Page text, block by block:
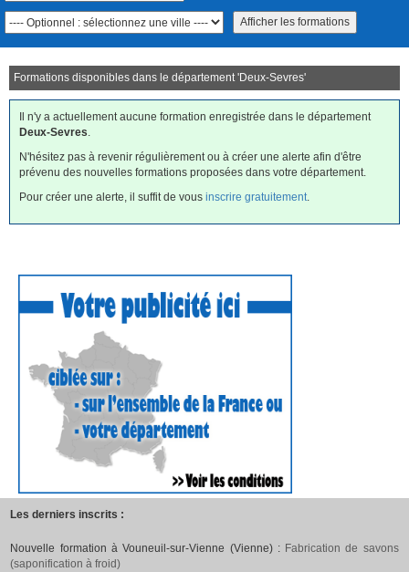
Formations disponibles dans le département 'Deux-Sevres'
Il n'y a actuellement aucune formation enregistrée dans le département
Deux-Sevres.
N'hésitez pas à revenir régulièrement ou à créer une alerte afin d'être
prévenu des nouvelles formations proposées dans votre département.
Pour créer une alerte, il suffit de vous inscrire gratuitement.
Les derniers inscrits :
Nouvelle formation à Vouneuil-sur-Vienne (Vienne) : Fabrication de savons
(saponification à froid)